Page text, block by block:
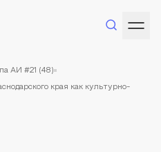
АИ #21 (48)
края как культурно-